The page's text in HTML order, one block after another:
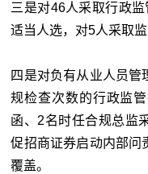
三是对46人采取行政
适当人选，对5人采取
四是对负有从业人员管
规检查次数的行政监
函、2名时任合规总监
促招商证券启动内部问
覆盖。